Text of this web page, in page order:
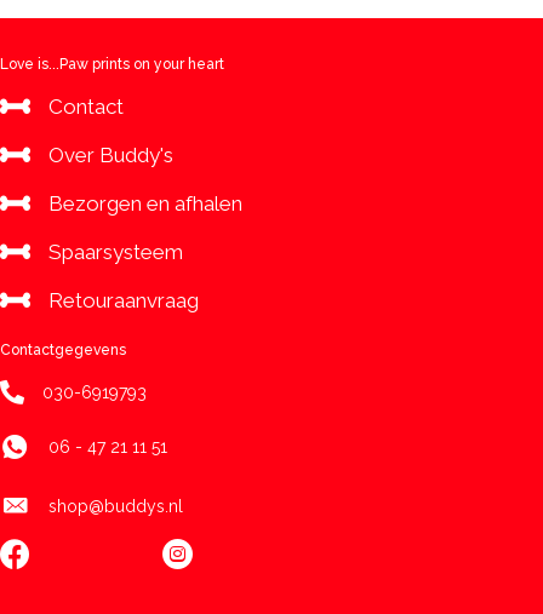
Love is...Paw prints on your heart
Contact
Over Buddy's
Bezorgen en afhalen
Spaarsysteem
Retouraanvraag
Contactgegevens
030-6919793
06 - 47 21 11 51
shop@buddys.nl